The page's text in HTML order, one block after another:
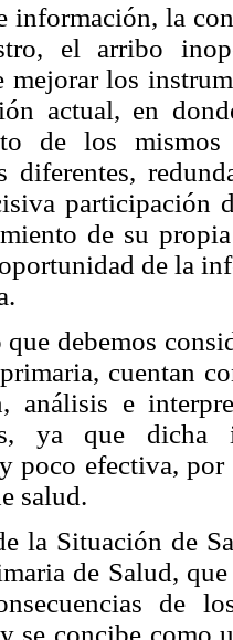
información, la
el arribo
mejorar los
actual, en
de los
diferentes,
participación
de su
de la
que debemos
cuentan
análisis e
ya que
poco efectiva,
salud.
la Situación de
de Salud,
de
se concibe